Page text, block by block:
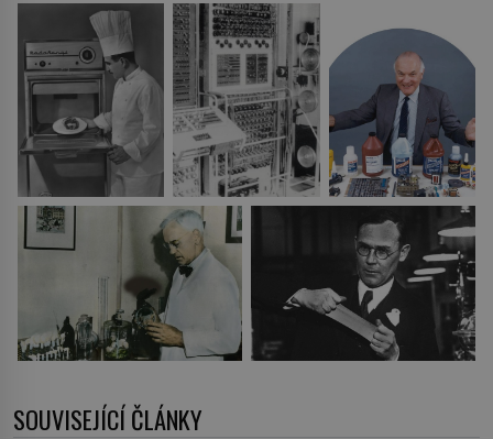
SOUVISEJÍCÍ ČLÁNKY